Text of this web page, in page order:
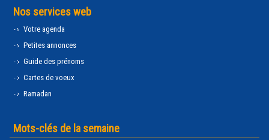
Nos services web
Votre agenda
Petites annonces
Guide des prénoms
Cartes de voeux
Ramadan
Mots-clés de la semaine